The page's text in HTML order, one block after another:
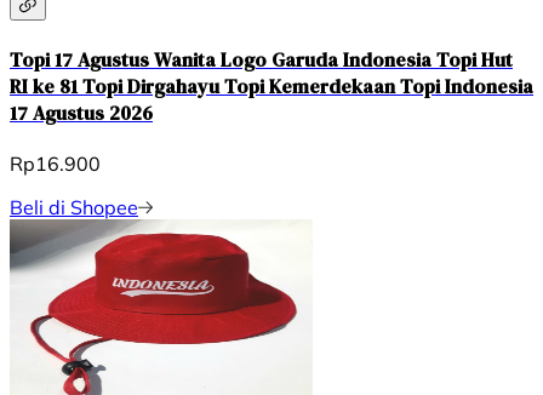
Topi 17 Agustus Wanita Logo Garuda Indonesia Topi Hut
RI ke 81 Topi Dirgahayu Topi Kemerdekaan Topi Indonesia
17 Agustus 2026
Rp16.900
Beli di Shopee